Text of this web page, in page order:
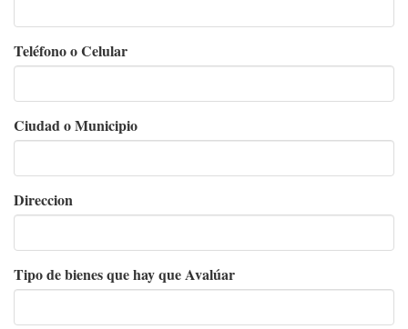
Teléfono o Celular
Ciudad o Municipio
Direccion
Tipo de bienes que hay que Avalúar